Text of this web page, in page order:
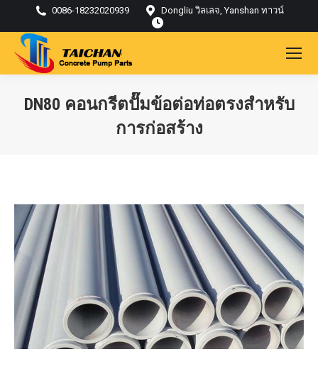
0086-18232020939 Dongliu วิลเลจ, Yanshan ทาวน์
DN80 คอนกรีตปั๊มข้อต่อท่อตรงสำหรับ
การก่อสร้าง